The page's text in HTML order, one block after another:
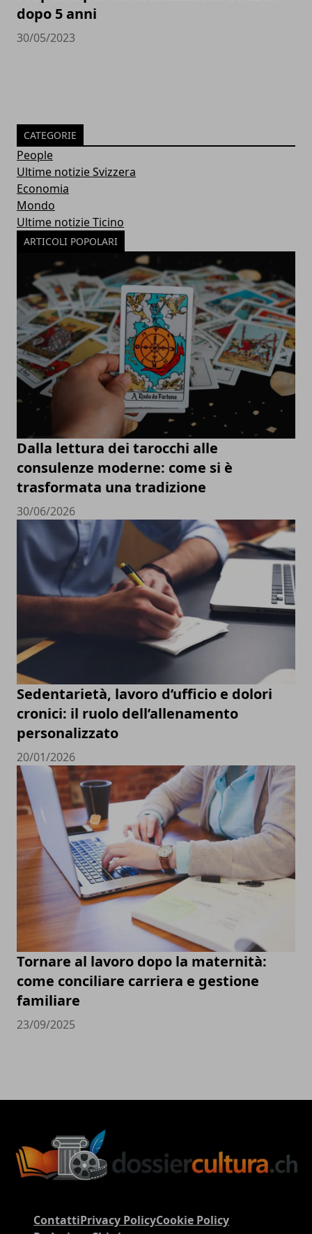
dopo 5 anni
30/05/2023
CATEGORIE
People
Ultime notizie Svizzera
Economia
Mondo
Ultime notizie Ticino
ARTICOLI POPOLARI
Dalla lettura dei tarocchi alle
consulenze moderne: come si è
trasformata una tradizione
30/06/2026
Sedentarietà, lavoro d’ufficio e dolori
cronici: il ruolo dell’allenamento
personalizzato
20/01/2026
Tornare al lavoro dopo la maternità:
come conciliare carriera e gestione
familiare
23/09/2025
ContattiPrivacy PolicyCookie Policy